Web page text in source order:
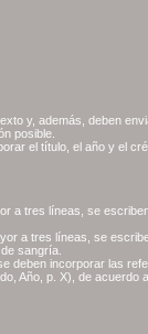
y, además, deben
posible.
el título, el año y el
a tres líneas, se
a tres líneas, se
sangría.
deben incorporar las
Año, p. X), de acuerdo